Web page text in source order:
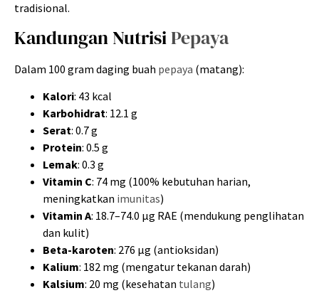
tradisional.
Kandungan NutrisiPepaya
Dalam 100 gram daging buah pepaya (matang):
Kalori: 43 kcal
Karbohidrat: 12.1 g
Serat: 0.7 g
Protein: 0.5 g
Lemak: 0.3 g
Vitamin C: 74 mg (100% kebutuhan harian,
meningkatkan imunitas)
Vitamin A: 18.7–74.0 µg RAE (mendukung penglihatan
dan kulit)
Beta-karoten: 276 µg (antioksidan)
Kalium: 182 mg (mengatur tekanan darah)
Kalsium: 20 mg (kesehatan tulang)